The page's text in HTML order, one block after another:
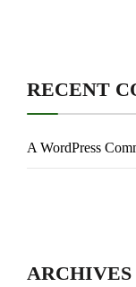
RECENT
A WordPress
ARCHIVES